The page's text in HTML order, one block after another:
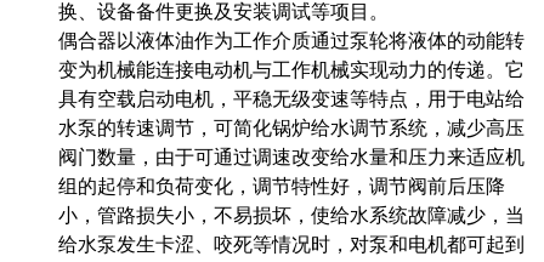
换、设备备件更换及安装调试等项目。
偶合器以液体油作为工作介质通过泵轮将液体的动能转
变为机械能连接电动机与工作机械实现动力的传递。它
具有空载启动电机，平稳无级变速等特点，用于电站给
水泵的转速调节，可简化锅炉给水调节系统，减少高压
阀门数量，由于可通过调速改变给水量和压力来适应机
组的起停和负荷变化，调节特性好，调节阀前后压降
小，管路损失小，不易损坏，使给水系统故障减少，当
给水泵发生卡涩、咬死等情况时，对泵和电机都可起到